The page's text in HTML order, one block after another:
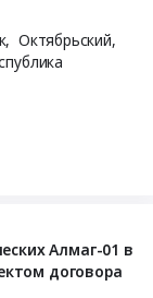
Алмаг-01 в
договора